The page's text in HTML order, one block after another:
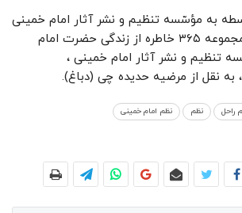
به مؤسّسه تنظیم و نشر آثار امام خمینی
، پرتوی از خورشید، مجموعه ۳۶۵ خاطره از زندگی حضرت امام
تنظیم و نشر آثار امام خمینی ،
راحل نظم نظم امام خمینی